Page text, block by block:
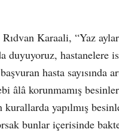
Karaali, “Yaz
duyuyoruz, hastanelere
hasta sayısında
âlâ korunmamış
yapılmış
bunlar içerisinde